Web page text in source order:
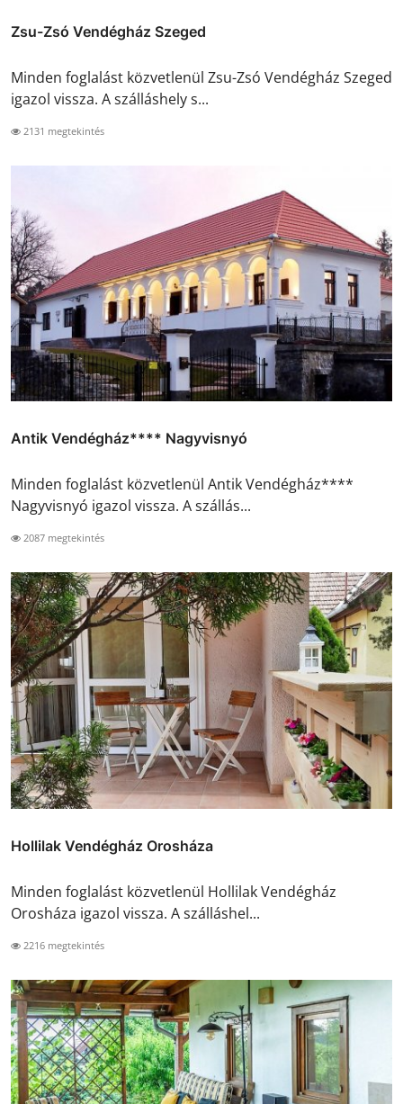
Zsu-Zsó Vendégház Szeged
Minden foglalást közvetlenül Zsu-Zsó Vendégház Szeged
igazol vissza. A szálláshely s...
2131 megtekintés
Antik Vendégház**** Nagyvisnyó
Minden foglalást közvetlenül Antik Vendégház****
Nagyvisnyó igazol vissza. A szállás...
2087 megtekintés
Hollilak Vendégház Orosháza
Minden foglalást közvetlenül Hollilak Vendégház
Orosháza igazol vissza. A szálláshel...
2216 megtekintés